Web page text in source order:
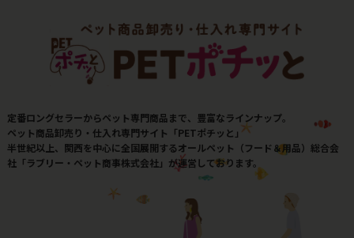
定番ロングセラーからペット専門商品まで、豊富なラインナップ。
ペット商品卸売り・仕入れ専門サイト「PETポチッと」
半世紀以上、関西を中心に全国展開するオールペット（フード＆用品）総合会
社「ラブリー・ペット商事株式会社」が運営しております。